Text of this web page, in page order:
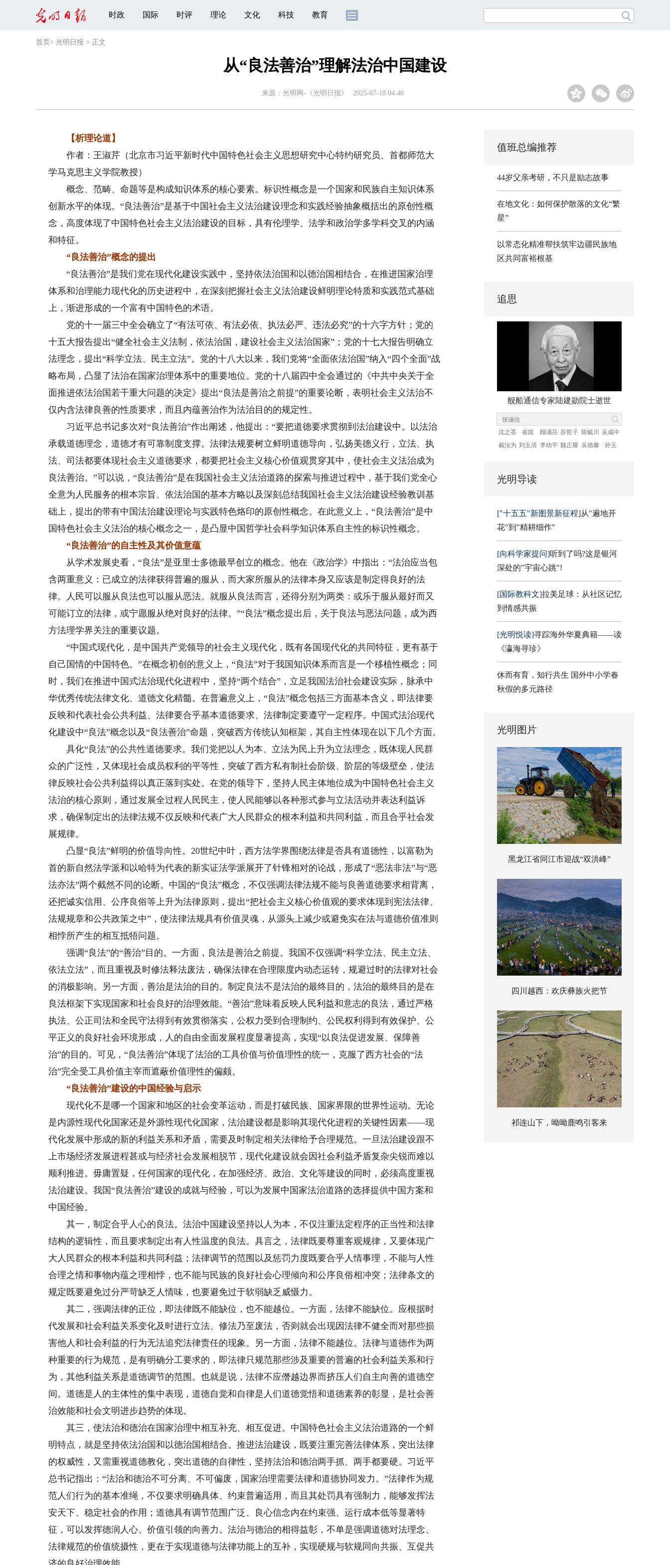
时政 国际 时评 理论 文化 科技 教育
首页 > 光明日报 > 正文
从“良法善治”理解法治中国建设
来源： 光明网-《光明日报》 2025-07-18 04:40
【析理论道】
作者：王淑芹（北京市习近平新时代中国特色社会主义思想研究中心特约研究员、首都师范大
学马克思主义学院教授）
概念、范畴、命题等是构成知识体系的核心要素。标识性概念是一个国家和民族自主知识体系
创新水平的体现。“良法善治”是基于中国社会主义法治建设理念和实践经验抽象概括出的原创性概
念，高度体现了中国特色社会主义法治建设的目标，具有伦理学、法学和政治学多学科交叉的内涵
和特征。
“良法善治”概念的提出
“良法善治”是我们党在现代化建设实践中，坚持依法治国和以德治国相结合，在推进国家治理
体系和治理能力现代化的历史进程中，在深刻把握社会主义法治建设鲜明理论特质和实践范式基础
上，渐进形成的一个富有中国特色的术语。
党的十一届三中全会确立了“有法可依、有法必依、执法必严、违法必究”的十六字方针；党的
十五大报告提出“健全社会主义法制，依法治国，建设社会主义法治国家”；党的十七大报告明确立
法理念，提出“科学立法、民主立法”。党的十八大以来，我们党将“全面依法治国”纳入“四个全面”战
略布局，凸显了法治在国家治理体系中的重要地位。党的十八届四中全会通过的《中共中央关于全
面推进依法治国若干重大问题的决定》提出“良法是善治之前提”的重要论断，表明社会主义法治不
仅内含法律良善的性质要求，而且内蕴善治作为法治目的的规定性。
习近平总书记多次对“良法善治”作出阐述，他提出：“要把道德要求贯彻到法治建设中。以法治
承载道德理念，道德才有可靠制度支撑。法律法规要树立鲜明道德导向，弘扬美德义行，立法、执
法、司法都要体现社会主义道德要求，都要把社会主义核心价值观贯穿其中，使社会主义法治成为
良法善治。”可以说，“良法善治”是在我国社会主义法治道路的探索与推进过程中，基于我们党全心
全意为人民服务的根本宗旨、依法治国的基本方略以及深刻总结我国社会主义法治建设经验教训基
础上，提出的带有中国法治建设理论与实践特色烙印的原创性概念。在此意义上，“良法善治”是中
国特色社会主义法治的核心概念之一，是凸显中国哲学社会科学知识体系自主性的标识性概念。
“良法善治”的自主性及其价值意蕴
从学术发展史看，“良法”是亚里士多德最早创立的概念。他在《政治学》中指出：“法治应当包
含两重意义：已成立的法律获得普遍的服从，而大家所服从的法律本身又应该是制定得良好的法
律。人民可以服从良法也可以服从恶法。就服从良法而言，还得分别为两类：或乐于服从最好而又
可能订立的法律，或宁愿服从绝对良好的法律。”“良法”概念提出后，关于良法与恶法问题，成为西
方法理学界关注的重要议题。
“中国式现代化，是中国共产党领导的社会主义现代化，既有各国现代化的共同特征，更有基于
自己国情的中国特色。”在概念初创的意义上，“良法”对于我国知识体系而言是一个移植性概念；同
时，我们在推进中国式法治现代化进程中，坚持“两个结合”，立足我国法治社会建设实际，脉承中
华优秀传统法律文化、道德文化精髓。在普遍意义上，“良法”概念包括三方面基本含义，即法律要
反映和代表社会公共利益、法律要合乎基本道德要求、法律制定要遵守一定程序。中国式法治现代
化建设中“良法”概念以及“良法善治”命题，突破西方传统认知框架，其自主性体现在以下几个方面。
具化“良法”的公共性道德要求。我们党把以人为本、立法为民上升为立法理念，既体现人民群
众的广泛性，又体现社会成员权利的平等性，突破了西方私有制社会阶级、阶层的等级壁垒，使法
律反映社会公共利益得以真正落到实处。在党的领导下，坚持人民主体地位成为中国特色社会主义
法治的核心原则，通过发展全过程人民民主，使人民能够以各种形式参与立法活动并表达利益诉
求，确保制定出的法律法规不仅反映和代表广大人民群众的根本利益和共同利益，而且合乎社会发
展规律。
凸显“良法”鲜明的价值导向性。20世纪中叶，西方法学界围绕法律是否具有道德性，以富勒为
首的新自然法学派和以哈特为代表的新实证法学派展开了针锋相对的论战，形成了“恶法非法”与“恶
法亦法”两个截然不同的论断。中国的“良法”概念，不仅强调法律法规不能与良善道德要求相背离，
还把诚实信用、公序良俗等上升为法律原则，提出“把社会主义核心价值观的要求体现到宪法法律、
法规规章和公共政策之中”，使法律法规具有价值灵魂，从源头上减少或避免实在法与道德价值准则
相悖所产生的相互抵牾问题。
强调“良法”的“善治”目的。一方面，良法是善治之前提。我国不仅强调“科学立法、民主立法、
依法立法”，而且重视及时修法释法废法，确保法律在合理限度内动态运转，规避过时的法律对社会
的消极影响。另一方面，善治是法治的目的。制定良法不是法治的最终目的，法治的最终目的是在
良法框架下实现国家和社会良好的治理效能。“善治”意味着反映人民利益和意志的良法，通过严格
执法、公正司法和全民守法得到有效贯彻落实，公权力受到合理制约、公民权利得到有效保护、公
平正义的良好社会环境形成，人的自由全面发展程度显著提高，实现“以良法促进发展、保障善
治”的目的。可见，“良法善治”体现了法治的工具价值与价值理性的统一，克服了西方社会的“法
治”完全受工具价值主宰而遮蔽价值理性的偏颇。
“良法善治”建设的中国经验与启示
现代化不是哪一个国家和地区的社会变革运动，而是打破民族、国家界限的世界性运动。无论
是内源性现代化国家还是外源性现代化国家，法治建设都是影响其现代化进程的关键性因素——现
代化发展中形成的新的利益关系和矛盾，需要及时制定相关法律给予合理规范。一旦法治建设跟不
上市场经济发展进程甚或与经济社会发展相脱节，现代化建设就会因社会利益矛盾复杂尖锐而难以
顺利推进。毋庸置疑，任何国家的现代化，在加强经济、政治、文化等建设的同时，必须高度重视
法治建设。我国“良法善治”建设的成就与经验，可以为发展中国家法治道路的选择提供中国方案和
中国经验。
其一，制定合乎人心的良法。法治中国建设坚持以人为本，不仅注重法定程序的正当性和法律
结构的逻辑性，而且要求制定出有人性温度的良法。具言之，法律既要尊重客观规律，又要体现广
大人民群众的根本利益和共同利益；法律调节的范围以及惩罚力度既要合乎人情事理，不能与人性
合理之情和事物内蕴之理相悖，也不能与民族的良好社会心理倾向和公序良俗相冲突；法律条文的
规定既要避免过分严苛缺乏人情味，也要避免过于软弱缺乏威慑力。
其二，强调法律的正位，即法律既不能缺位，也不能越位。一方面，法律不能缺位。应根据时
代发展和社会利益关系变化及时进行立法、修法乃至废法，否则就会出现因法律不健全而对那些损
害他人和社会利益的行为无法追究法律责任的现象。另一方面，法律不能越位。法律与道德作为两
种重要的行为规范，是有明确分工要求的，即法律只规范那些涉及重要的普遍的社会利益关系和行
为，其他利益关系是道德调节的范围。也就是说，法律不应僭越边界而挤压人们自主向善的道德空
间。道德是人的主体性的集中表现，道德自觉和自律是人们道德觉悟和道德素养的彰显，是社会善
治效能和社会文明进步趋势的体现。
其三，使法治和德治在国家治理中相互补充、相互促进。中国特色社会主义法治道路的一个鲜
明特点，就是坚持依法治国和以德治国相结合。推进法治建设，既要注重完善法律体系，突出法律
的权威性，又需重视道德教化，突出道德的自律性，坚持法治和德治两手抓、两手都要硬。习近平
总书记指出：“法治和德治不可分离、不可偏废，国家治理需要法律和道德协同发力。”法律作为规
范人们行为的基本准绳，不仅要求明确具体、约束普遍适用，而且其处罚具有强制力，能够发挥法
安天下、稳定社会的作用；道德具有调节范围广泛、良心信念内在约束强、运行成本低等显著特
征，可以发挥德润人心、价值引领的向善力。法治与德治的相得益彰，不单是强调道德对法理念、
法律规范的价值统摄性，更在于实现道德与法律功能上的互补，实现硬规与软规同向共振、互促共
值班总编推荐
44岁父亲考研，不只是励志故事
在地文化：如何保护散落的文化“繁
星”
以常态化精准帮扶筑牢边疆民族地
区共同富裕根基
追思
舰船通信专家陆建勋院士逝世
沈之荃 崔崑 顾诵芬 苏哲子 陈毓川
吴咸中
戴汝为 刘玉清 李幼平 魏正耀 吴德馨 孙玉
光明导读
["十五五"新图景新征程]从"遍地开
花"到"精耕细作"
[向科学家提问]听到了吗?这是银河
深处的"宇宙心跳"!
[国际教科文]拉美足球：从社区记忆
到情感共振
[光明悦读]寻踪海外华夏典籍——读
《瀛海寻珍》
休而有育，知行共生 国外中小学春
秋假的多元路径
光明图片
黑龙江省同江市迎战“双洪峰”
四川越西：欢庆彝族火把节
祁连山下，呦呦鹿鸣引客来